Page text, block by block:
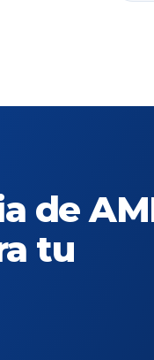
de
tu